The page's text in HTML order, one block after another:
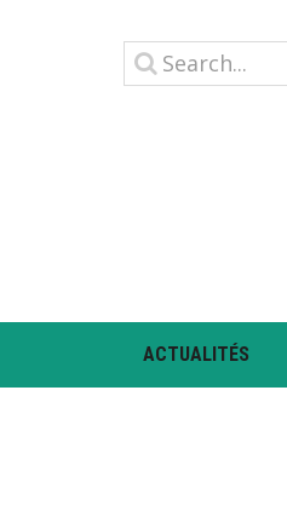
ACTUALITÉS